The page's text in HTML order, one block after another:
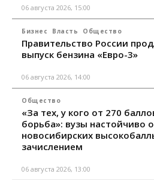
06 августа 2026, 15:00
Бизнес Власть Общество
Правительство России
выпуск бензина «Евро-3»
06 августа 2026, 14:00
Общество
«За тех, у кого от 270
борьба»: вузы настойчиво
новосибирских
зачислением
06 августа 2026, 13:00